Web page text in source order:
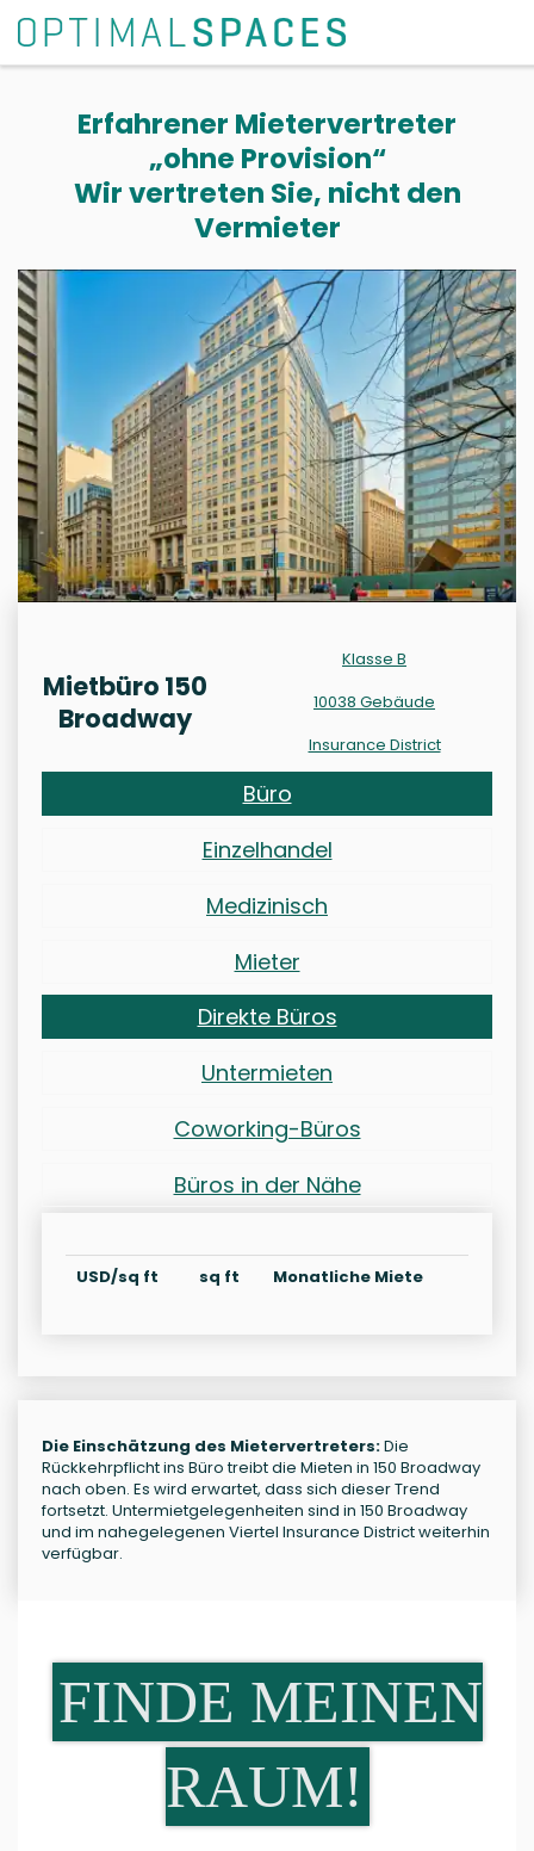
Erfahrener Mietervertreter
„ohne Provision“
Wir vertreten Sie, nicht den
Vermieter
Mietbüro 150
Broadway
Klasse B
10038 Gebäude
Insurance District
Büro
Einzelhandel
Medizinisch
Mieter
Direkte Büros
Untermieten
Coworking-Büros
Büros in der Nähe
USD/sq ft sq ft Monatliche Miete
Die Einschätzung des Mietervertreters:Die
Rückkehrpflicht ins Büro treibt die Mieten in 150 Broadway
nach oben. Es wird erwartet, dass sich dieser Trend
fortsetzt. Untermietgelegenheiten sind in 150 Broadway
und im nahegelegenen Viertel Insurance District weiterhin
verfügbar.
FINDE MEINEN
RAUM!